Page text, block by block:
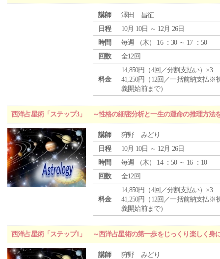
講師
澤田 昌征
日程
10月 10日 ～ 12月 26日
時間
毎週 （木） 16 ：30 ～ 17 ：50
回数
全12回
料金
14,850円（4回／分割支払い）×3
41,250円（12回／一括前納支払※
義開始前まで）
西洋占星術「ステップ3」 ～性格の細密分析と一生の運命の推理方法
講師
狩野 みどり
日程
10月 10日 ～ 12月 26日
時間
毎週 （木） 14 ：50 ～ 16 ：10
回数
全12回
料金
14,850円（4回／分割支払い）×3
41,250円（12回／一括前納支払※
義開始前まで）
西洋占星術「ステップ1」 ～西洋占星術の第一歩をじっくり楽しく身
講師
狩野 みどり